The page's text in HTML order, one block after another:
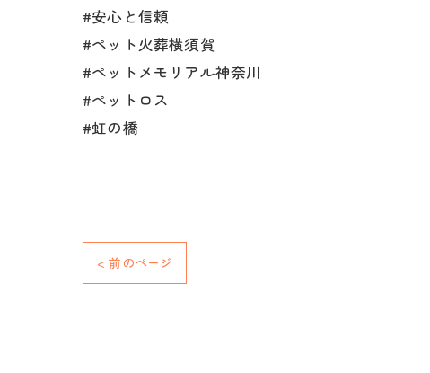
#安心と信頼
#ペット火葬横須賀
#ペットメモリアル神奈川
#ペットロス
#虹の橋
< 前のページ